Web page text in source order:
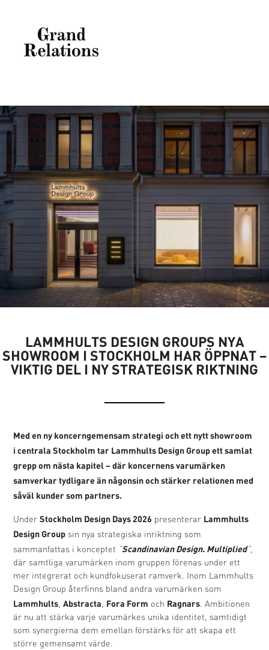
LAMMHULTS DESIGN GROUPS NYA
SHOWROOM I STOCKHOLM HAR ÖPPNAT –
VIKTIG DEL I NY STRATEGISK RIKTNING
Med en ny koncerngemensam strategi och ett nytt showroom
i centrala Stockholm tar Lammhults Design Group ett samlat
grepp om nästa kapitel – där koncernens varumärken
samverkar tydligare än någonsin och stärker relationen med
såväl kunder som partners.
UnderStockholm Design Days 2026 presenterar Lammhults
Design Group sin nya strategiska inriktning som
sammanfattas i konceptet ”Scandinavian Design. Multiplied”,
där samtliga varumärken inom gruppen förenas under ett
mer integrerat och kundfokuserat ramverk. Inom Lammhults
Design Group återfinns bland andra varumärken som
Lammhults,Abstracta, Fora Form och Ragnars. Ambitionen
är nu att stärka varje varumärkes unika identitet, samtidigt
som synergierna dem emellan förstärks för att skapa ett
större gemensamt värde.